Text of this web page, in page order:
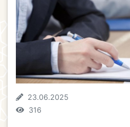
23.06.2025
316